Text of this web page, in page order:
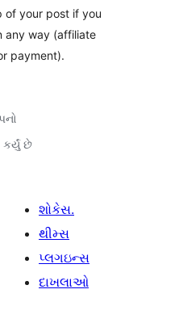
of your post if you
any way (affiliate
payment).
કર્યું છે
શોકેસ.
થીમ્સ
પ્લગઇન્સ
દાખલાઓ